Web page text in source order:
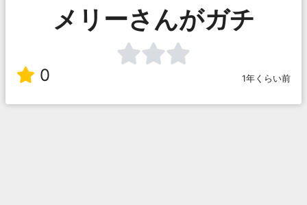
メリーさんがガチ
0 1年くらい前